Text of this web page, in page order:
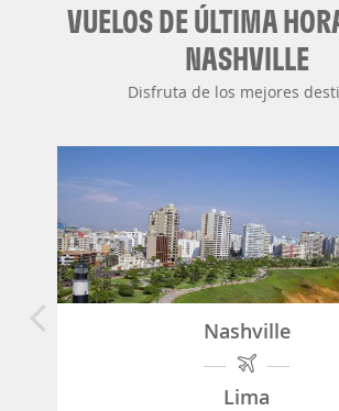
VUELOS DE ÚLTIMA
NASHVILLE
Disfruta de los mejores
Nashville
Lima